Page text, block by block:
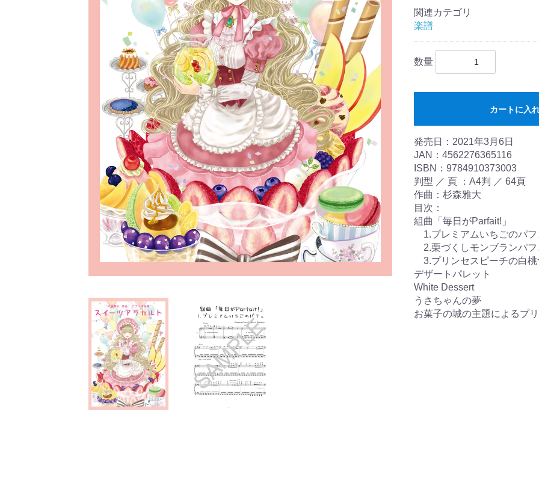
関連カテゴリ
楽譜
数量
カートに入
発売日：2021年3月6日
JAN：4562276365116
ISBN：9784910373003
判型 ／ 頁 ：A4判 ／ 64頁
作曲：杉森雅大
目次：
組曲「毎日がParfait!」
1.プレミアムいちごのパフ
2.栗づくしモンブランパフ
3.プリンセスピーチの白桃
デザートパレット
White Dessert
うさちゃんの夢
お菓子の城の主題によるプ